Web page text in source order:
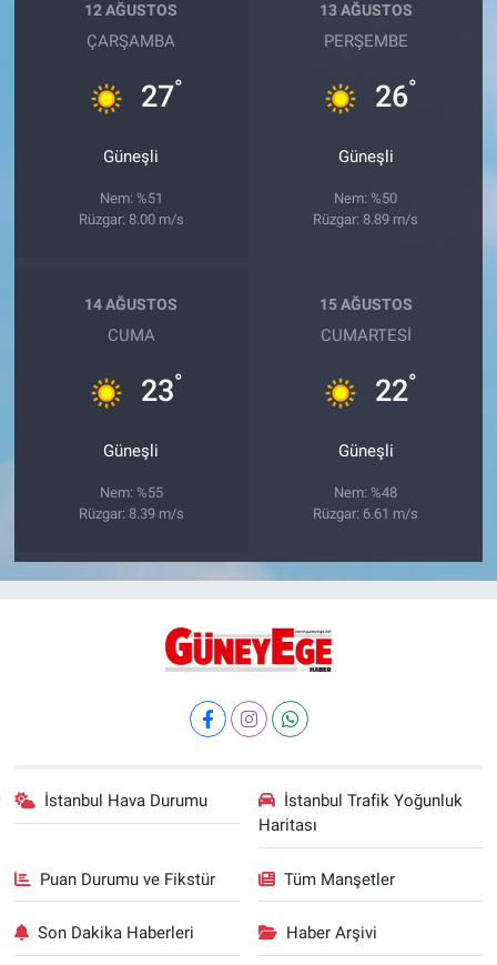
12 AĞUSTOS
ÇARŞAMBA
27°
Güneşli
Nem: %51
Rüzgar: 8.00 m/s
13 AĞUSTOS
PERŞEMBE
26°
Güneşli
Nem: %50
Rüzgar: 8.89 m/s
14 AĞUSTOS
CUMA
23°
Güneşli
Nem: %55
Rüzgar: 8.39 m/s
15 AĞUSTOS
CUMARTESI
22°
Güneşli
Nem: %48
Rüzgar: 6.61 m/s
İstanbul Hava Durumu
İstanbul Trafik Yoğunluk
Haritası
Puan Durumu ve Fikstür Tüm Manşetler
Son Dakika Haberleri Haber Arşivi